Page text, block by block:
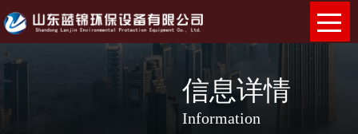
信息详情
Information